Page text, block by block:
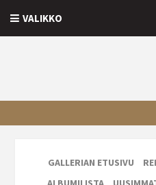
VALIKKO
GALLERIAN ETUSIVU